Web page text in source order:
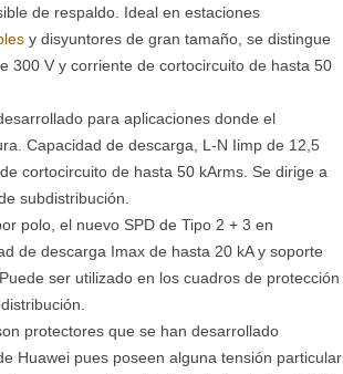
de respaldo. Ideal en estaciones
y disyuntores de gran tamaño, se distingue
300 V y corriente de cortocircuito de hasta 50
para aplicaciones donde el
Capacidad de descarga, L-N Iimp de 12,5
cortocircuito de hasta 50 kArms. Se dirige a
subdistribución.
polo, el nuevo SPD de Tipo 2 + 3 en
de descarga Imax de hasta 20 kA y soporte
ser utilizado en los cuadros de protección
protectores que se han desarrollado
Huawei pues poseen alguna tensión particular